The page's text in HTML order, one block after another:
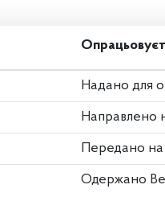
Надано для
Направлено
Передано на
Одержано